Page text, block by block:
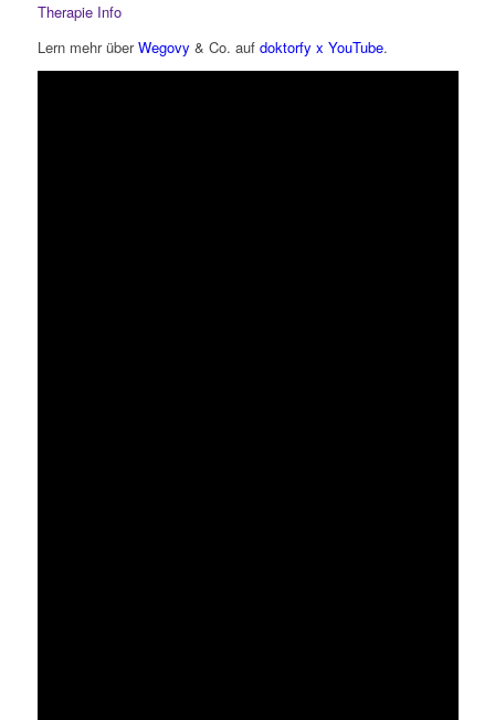
Therapie Info
Lern mehr überWegovy & Co. auf doktorfy x YouTube.